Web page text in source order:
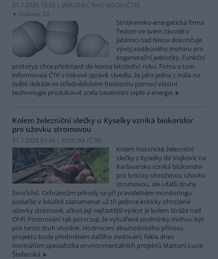
31.7.2026 10:05 | JABLONEC NAD NISOU (ČTK)
Diskuse: 22
Strojírensko-energetická firma
Tedom ve svém závodě v
Jablonci nad Nisou dokončuje
vývoj vodíkového motoru pro
kogenerační jednotky. Funkční
prototyp chce představit do konce letošního roku. Firma o tom
informovala ČTK v tiskové zprávě. Uvedla, že jako jedna z mála na
světě dokáže ve střednědobém horizontu pomocí vlastní
technologie produkovat zcela bezemisní teplo a energie.
Kolem železniční vlečky u Kyselky vzniká biokoridor
pro užovku stromovou
31.7.2026 01:44 | KYSELKA (ČTK)
Kolem historické železniční
vlečky z Kyselky do Vojkovic na
Karlovarsku vzniká biokoridor
pro kriticky ohroženou užovku
stromovou, ale i další druhy
živočichů. Ochráncům přírody se při pravidelném monitoringu
podařilo v lokalitě zaznamenat už tři jedince kriticky ohrožené
užovky stromové, ačkoli její nejčastější výskyt je kolem Stráže nad
Ohří. Pozorování tak potvrzují, že vytvářené podmínky mohou být
pro tento druh vhodné. Hodnocení dlouhodobého přínosu
projektu bude předmětem dalšího sledování, řekla dnes
novinářům specialistka environmentálních projektů Mattoni Lucie
Štefanská.